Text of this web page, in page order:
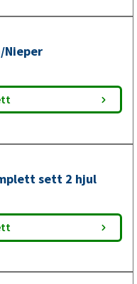
Nieper
sett 2 hjul